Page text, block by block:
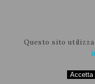
2017
splitshire
Per contattare la
Questo sito
Accetta